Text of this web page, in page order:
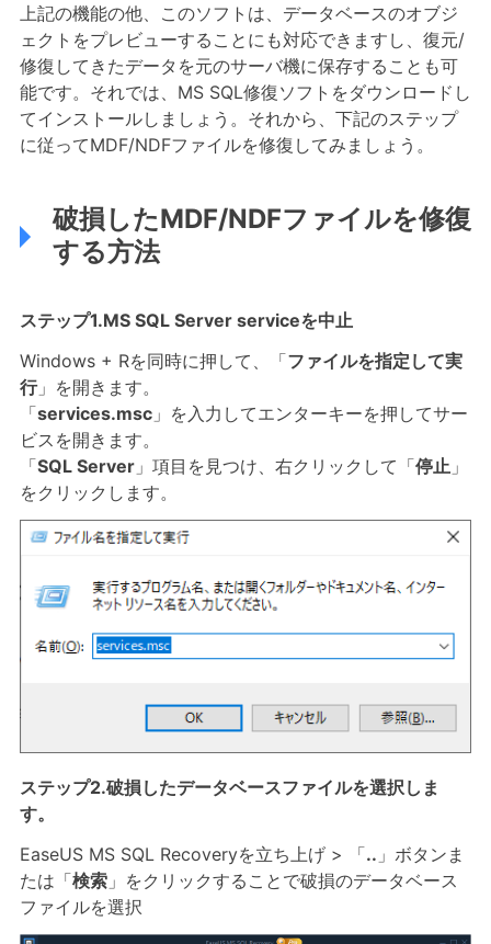
上記の機能の他、このソフトは、データベースのオブジ
ェクトをプレビューすることにも対応できますし、復元/
修復してきたデータを元のサーバ機に保存することも可
能です。それでは、MS SQL修復ソフトをダウンロードし
てインストールしましょう。それから、下記のステップ
に従ってMDF/NDFファイルを修復してみましょう。
破損したMDF/NDFファイルを修復
する方法
ステップ1.MS SQL Server serviceを中止
Windows + Rを同時に押して、「ファイルを指定して実
行」を開きます。
「services.msc」を入力してエンターキーを押してサー
ビスを開きます。
「SQL Server」項目を見つけ、右クリックして「停止」
をクリックします。
ステップ2.破損したデータベースファイルを選択しま
す。
EaseUS MS SQL Recoveryを立ち上げ > 「.. 」ボタンま
たは「検索」をクリックすることで破損のデータベース
ファイルを選択